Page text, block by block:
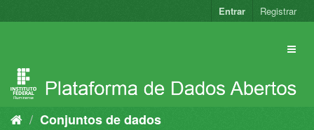
para
Entrar Registrar
Conjuntos de dados